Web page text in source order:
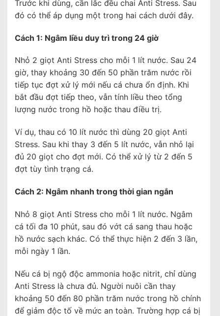
Trước khi dùng, cần lắc đều chai Anti Stress. Sau
đó có thể áp dụng một trong hai cách dưới đây.
Cách 1: Ngâm liều duy trì trong 24 giờ
Nhỏ 2 giọt Anti Stress cho mỗi 1 lít nước. Sau 24
giờ, thay khoảng 30 đến 50 phần trăm nước rồi
tiếp tục đợt xử lý mới nếu cá chưa ổn định. Khi
bắt đầu đợt tiếp theo, vẫn tính liều theo tổng
lượng nước trong hồ hoặc thau điều trị.
Ví dụ, thau có 10 lít nước thì dùng 20 giọt Anti
Stress. Sau khi thay 3 đến 5 lít nước, vẫn nhỏ lại
đủ 20 giọt cho đợt mới. Có thể xử lý từ 2 đến 5
đợt tùy tình trạng cá.
Cách 2: Ngâm nhanh trong thời gian ngắn
Nhỏ 8 giọt Anti Stress cho mỗi 1 lít nước. Ngâm
cá tối đa 10 phút, sau đó vớt cá sang thau hoặc
hồ nước sạch khác. Có thể thực hiện 2 đến 3 lần,
mỗi ngày 1 lần.
Nếu cá bị ngộ độc ammonia hoặc nitrit, chỉ dùng
Anti Stress là chưa đủ. Người nuôi cần thay
khoảng 50 đến 80 phần trăm nước trong hồ chính
để giảm độc tố về mức an toàn. Trường hợp cá bị